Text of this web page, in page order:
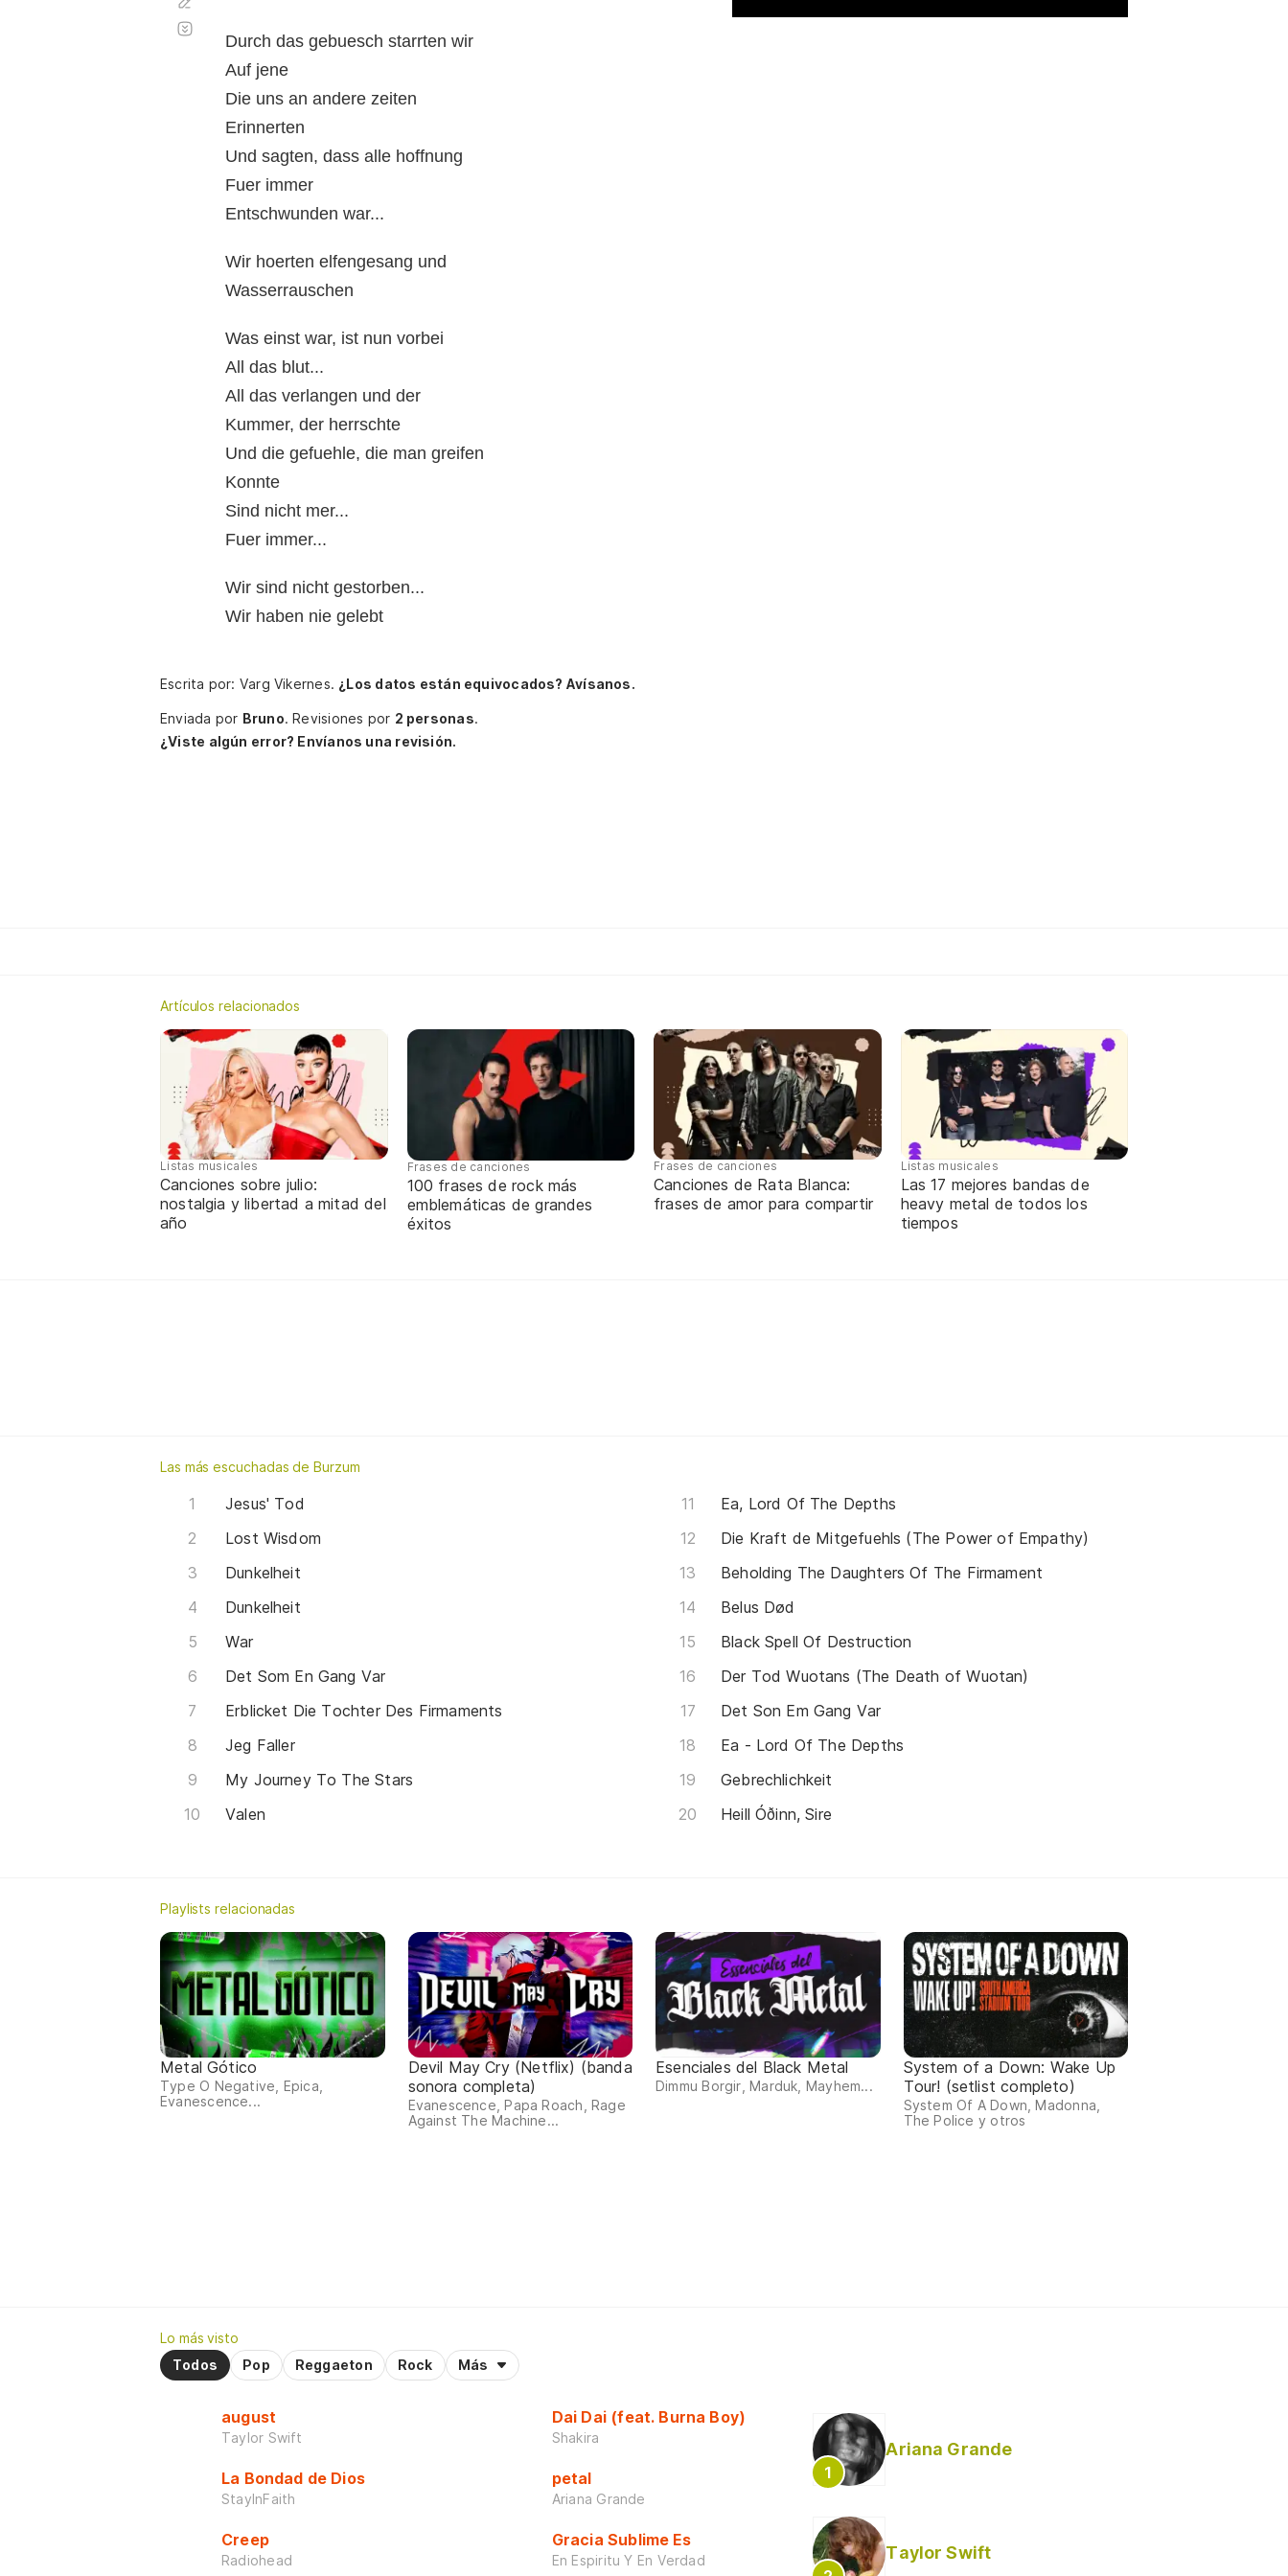
Durch das gebuesch starrten wir
Auf jene
Die uns an andere zeiten
Erinnerten
Und sagten, dass alle hoffnung
Fuer immer
Entschwunden war...
Wir hoerten elfengesang und
Wasserrauschen
Was einst war, ist nun vorbei
All das blut...
All das verlangen und der
Kummer, der herrschte
Und die gefuehle, die man greifen
Konnte
Sind nicht mer...
Fuer immer...
Wir sind nicht gestorben...
Wir haben nie gelebt
automático
Escrita por: Varg Vikernes. ¿Los datos están equivocados? Avísanos.
Enviada por Bruno. Revisiones por 2 personas.
¿Viste algún error? Envíanos una revisión.
Artículos relacionados
Listas musicales
Canciones sobre julio:
nostalgia y libertad a mitad del
año
Frases de canciones
100 frases de rock más
emblemáticas de grandes
éxitos
Frases de canciones
Canciones de Rata Blanca:
frases de amor para compartir
Listas musicales
Las 17 mejores bandas de
heavy metal de todos los
tiempos
Las más escuchadas de Burzum
Jesus' Tod
Lost Wisdom
Dunkelheit
Dunkelheit
War
Det Som En Gang Var
Erblicket Die Tochter Des Firmaments
Jeg Faller
My Journey To The Stars
Valen
Ea, Lord Of The Depths
Die Kraft de Mitgefuehls (The Power of Empathy)
Beholding The Daughters Of The Firmament
Belus Død
Black Spell Of Destruction
Der Tod Wuotans (The Death of Wuotan)
Det Son Em Gang Var
Ea - Lord Of The Depths
Gebrechlichkeit
Heill Óðinn, Sire
Playlists relacionadas
Metal Gótico
Type O Negative, Epica,
Evanescence...
Devil May Cry (Netflix) (banda
sonora completa)
Evanescence, Papa Roach, Rage
Against The Machine...
Esenciales del Black Metal
Dimmu Borgir, Marduk, Mayhem...
System of a Down: Wake Up
Tour! (setlist completo)
System Of A Down, Madonna,
The Police y otros
Lo más visto
Todos
Pop Reggaeton Rock Más
august
Taylor Swift
La Bondad de Dios
StayInFaith
Creep
Radiohead
Dai Dai (feat. Burna Boy)
Shakira
petal
Ariana Grande
Gracia Sublime Es
En Espiritu Y En Verdad
Ariana Grande
Taylor Swift